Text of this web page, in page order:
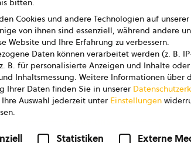
Datenschutz AGB AGB Marketing
Cookies und andere Technologien auf unserer
von ihnen sind essenziell, während andere
Website und Ihre Erfahrung zu verbessern.
Daten können verarbeitet werden (z. B.
B. für personalisierte Anzeigen und Inhalte oder
Inhaltsmessung. Weitere Informationen über
Ihrer Daten finden Sie in unserer
Auswahl jederzeit unter Einstellungen
Statistiken Externe